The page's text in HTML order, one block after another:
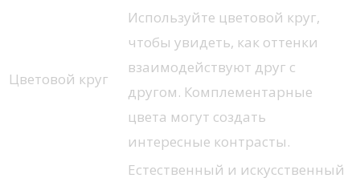
Цветовой круг
Используйте цветовой круг,
чтобы увидеть, как оттенки
взаимодействуют друг с
другом. Комплементарные
цвета могут создать
интересные контрасты.
Естественный и искусственный